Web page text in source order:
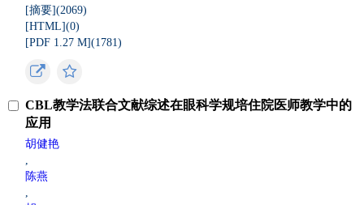
[摘要](2069)
[HTML](0)
[PDF 1.27 M](1781)
CBL教学法联合文献综述在眼科学规培住院医师教学中的
应用
胡健艳
,
陈燕
,